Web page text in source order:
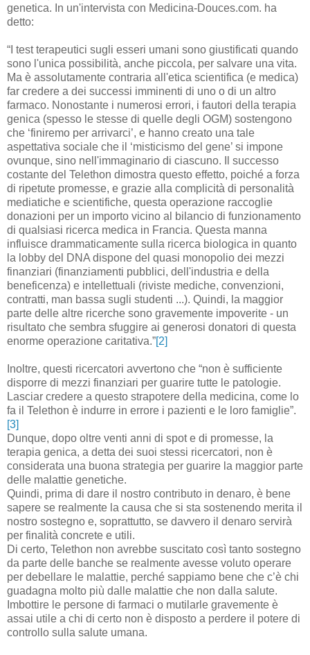
genetica. In un'intervista con Medicina-Douces.com. ha
detto:
“I test terapeutici sugli esseri umani sono giustificati quando
sono l'unica possibilità, anche piccola, per salvare una vita.
Ma è assolutamente contraria all'etica scientifica (e medica)
far credere a dei successi imminenti di uno o di un altro
farmaco. Nonostante i numerosi errori, i fautori della terapia
genica (spesso le stesse di quelle degli OGM) sostengono
che ‘finiremo per arrivarci’, e hanno creato una tale
aspettativa sociale che il ‘misticismo del gene’ si impone
ovunque, sino nell'immaginario di ciascuno. Il successo
costante del Telethon dimostra questo effetto, poiché a forza
di ripetute promesse, e grazie alla complicità di personalità
mediatiche e scientifiche, questa operazione raccoglie
donazioni per un importo vicino al bilancio di funzionamento
di qualsiasi ricerca medica in Francia. Questa manna
influisce drammaticamente sulla ricerca biologica in quanto
la lobby del DNA dispone del quasi monopolio dei mezzi
finanziari (finanziamenti pubblici, dell'industria e della
beneficenza) e intellettuali (riviste mediche, convenzioni,
contratti, man bassa sugli studenti ...). Quindi, la maggior
parte delle altre ricerche sono gravemente impoverite - un
risultato che sembra sfuggire ai generosi donatori di questa
enorme operazione caritativa.”[2]
Inoltre, questi ricercatori avvertono che “non è sufficiente
disporre di mezzi finanziari per guarire tutte le patologie.
Lasciar credere a questo strapotere della medicina, come lo
fa il Telethon è indurre in errore i pazienti e le loro famiglie”.
[3]
Dunque, dopo oltre venti anni di spot e di promesse, la
terapia genica, a detta dei suoi stessi ricercatori, non è
considerata una buona strategia per guarire la maggior parte
delle malattie genetiche.
Quindi, prima di dare il nostro contributo in denaro, è bene
sapere se realmente la causa che si sta sostenendo merita il
nostro sostegno e, soprattutto, se davvero il denaro servirà
per finalità concrete e utili.
Di certo, Telethon non avrebbe suscitato così tanto sostegno
da parte delle banche se realmente avesse voluto operare
per debellare le malattie, perché sappiamo bene che c’è chi
guadagna molto più dalle malattie che non dalla salute.
Imbottire le persone di farmaci o mutilarle gravemente è
assai utile a chi di certo non è disposto a perdere il potere di
controllo sulla salute umana.